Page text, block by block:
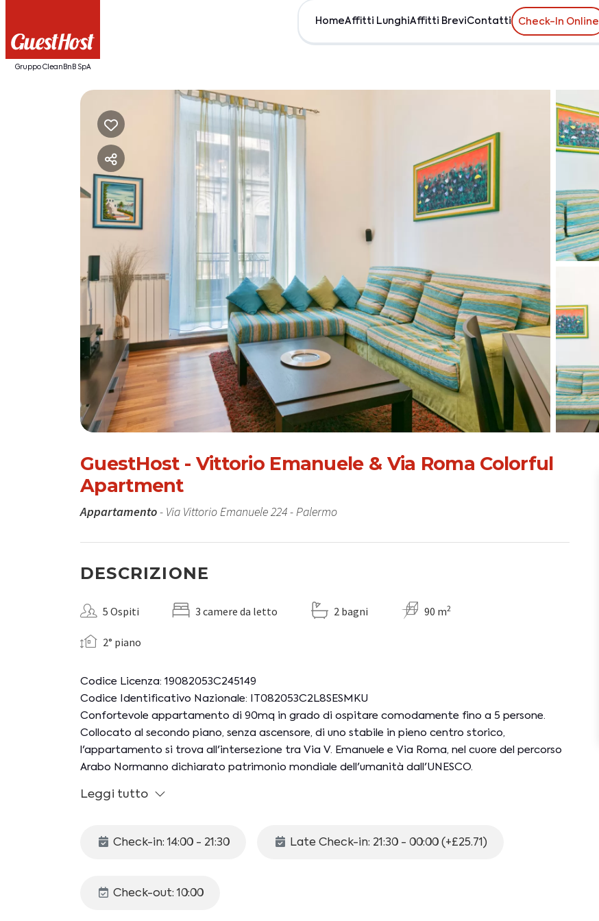
Gruppo CleanBnB SpA
HomeAffitti LunghiAffitti BreviContatti
Check-In Online
GuestHost - Vittorio Emanuele & Via Roma Colorful
Apartment
Appartamento- Via Vittorio Emanuele 224 - Palermo
DESCRIZIONE
5 Ospiti 3 camere da letto 2 bagni 90 m2
2° piano
Codice Licenza: 19082053C245149
Codice Identificativo Nazionale: IT082053C2L8SESMKU
Confortevole appartamento di 90mq in grado di ospitare comodamente fino a 5 persone.
Collocato al secondo piano, senza ascensore, di uno stabile in pieno centro storico,
l'appartamento si trova all'intersezione tra Via V. Emanuele e Via Roma, nel cuore del percorso
Arabo Normanno dichiarato patrimonio mondiale dell'umanità dall'UNESCO.
parcheggiare presso il garage Pagano in Piazza Parlatoio (4min a piedi).
CIR: 19082053C245149
Lo spazio interno è organizzato come segue:
Leggi tutto
Check-in: 14:00 - 21:30 Late Check-in: 21:30 - 00:00 (+£25.71)
Check-out: 10:00